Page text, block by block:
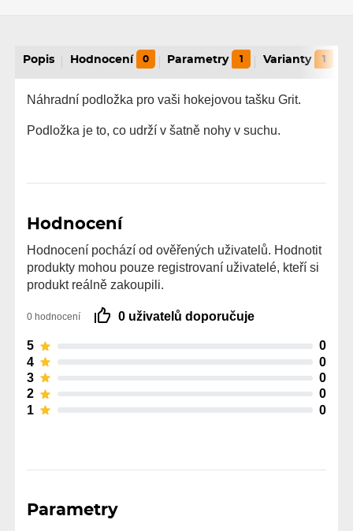
Popis Hodnocení 0 Parametry 1 Varianty 1
Náhradní podložka pro vaši hokejovou tašku Grit.
Podložka je to, co udrží v šatně nohy v suchu.
Hodnocení
Hodnocení pochází od ověřených uživatelů. Hodnotit
produkty mohou pouze registrovaní uživatelé, kteří si
produkt reálně zakoupili.
0 hodnocení 0 uživatelů doporučuje
5
0
4
0
3
0
2
0
1
0
Parametry